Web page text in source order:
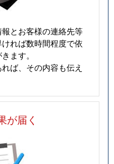
とお客様の連絡先等
れば数時間程度で依
ます。
ば、その内容も伝え
が届く